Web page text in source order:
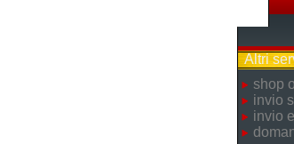
Altri
shop
invio
invio